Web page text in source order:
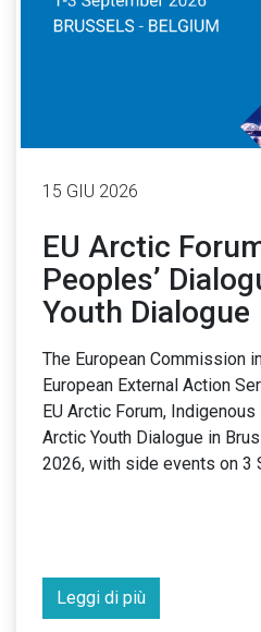
15 GIU 2026
EU Arctic
Peoples’
Youth Dialogue
The European Commission
European External Action
EU Arctic Forum,
Arctic Youth Dialogue in
2026, with side events on 3
Leggi di più